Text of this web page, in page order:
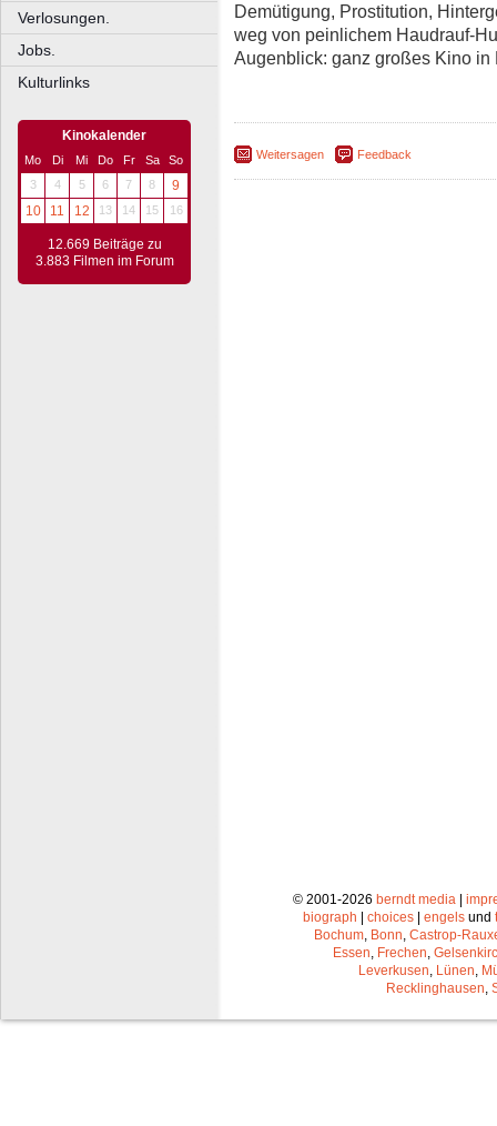
Verlosungen.
Jobs.
Kulturlinks
Kinokalender
Mo Di Mi Do Fr Sa
So
3
4 5 6 7 8
9
10
11 12 13 14 15 16
12.669 Beiträge zu
3.883 Filmen im Forum
Demütigung, Prostitution,
weg von peinlichem Haudrauf-
Augenblick: ganz großes Kino in
Weitersagen Feedback
© 2001-2026 berndt media |
biograph | choices | engels und
Bochum Bonn Castrop-
Essen Frechen
Leverkusen Lünen
Recklinghausen